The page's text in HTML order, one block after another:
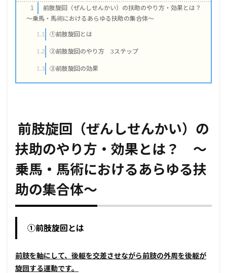
1
前肢旋回（ぜんしせんかい）の扶助のやり方・効果とは？
～乗馬・馬術におけるあらゆる扶助の集合体～
1.1 ①前肢旋回とは
1.2 ②前肢旋回のやり方 3ステップ
1.3 ③前肢旋回の効果
前肢旋回（ぜんしせんかい）の
扶助のやり方・効果とは？ ～
乗馬・馬術におけるあらゆる扶
助の集合体～
①前肢旋回とは
前肢を軸にして、後躯を交差させながら前肢の外周を後躯が
旋回する運動です。